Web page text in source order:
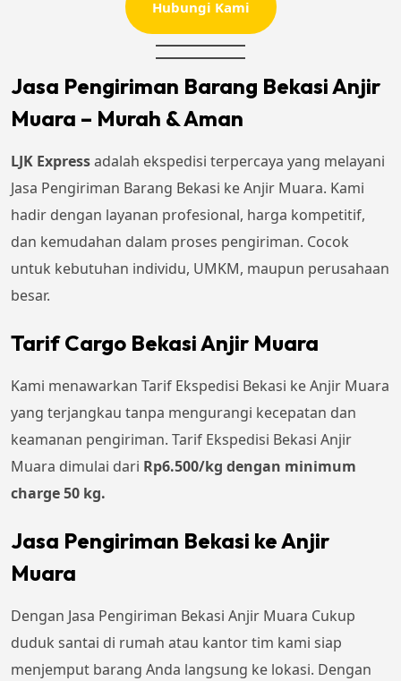
Hubungi Kami
Jasa Pengiriman Barang Bekasi Anjir
Muara – Murah & Aman
LJK Expressadalah ekspedisi terpercaya yang melayani
Jasa Pengiriman Barang Bekasi ke Anjir Muara. Kami
hadir dengan layanan profesional, harga kompetitif,
dan kemudahan dalam proses pengiriman. Cocok
untuk kebutuhan individu, UMKM, maupun perusahaan
besar.
Tarif Cargo Bekasi Anjir Muara
Kami menawarkan Tarif Ekspedisi Bekasi ke Anjir Muara
yang terjangkau tanpa mengurangi kecepatan dan
keamanan pengiriman. Tarif Ekspedisi Bekasi Anjir
Muara dimulai dari Rp6.500/kg dengan minimum
charge 50 kg.
Jasa Pengiriman Bekasi ke Anjir
Muara
Dengan Jasa Pengiriman Bekasi Anjir Muara Cukup
duduk santai di rumah atau kantor tim kami siap
menjemput barang Anda langsung ke lokasi. Dengan